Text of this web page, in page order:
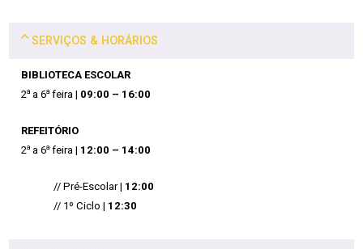
SERVIÇOS & HORÁRIOS
BIBLIOTECA ESCOLAR
2a a 6a feira | 09:00 – 16:00
REFEITÓRIO
2a a 6a feira | 12:00 – 14:00
// Pré-Escolar | 12:00
// 1º Ciclo | 12:30